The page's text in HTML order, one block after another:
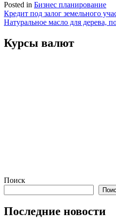
Posted in Бизнес планирование
Навигация
по
записям
Кредит под залог земельного
Натуральное масло для дерева,
Курсы валют
Поиск
Последние новости